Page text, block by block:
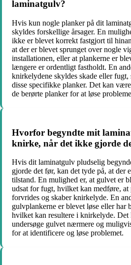
laminatgulv?
Hvis kun nogle planker på dit
skyldes forskellige årsager. En
ikke er blevet korrekt fastgjort til
at der er blevet sprunget over nogle
installationen, eller at plankerne er
længere er ordentligt fastholdt. En
knirkelydene skyldes skade eller
disse specifikke planker. Det kan
de berørte planker for at løse
Hvorfor begyndte mit
knirke, når det ikke gjorde
Hvis dit laminatgulv pludselig
gjorde det før, kan det tyde på, at der
tilstand. En mulighed er, at gulvet er
udsat for fugt, hvilket kan medføre,
forvrides og skaber knirkelyde. En
gulvplankerne er blevet løse eller har
hvilket kan resultere i knirkelyde.
undersøge gulvet nærmere og
for at identificere og løse problemet.